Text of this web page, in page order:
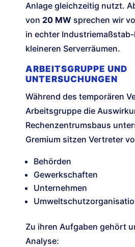
Anlage gleichzeitig nutzt.
von 20 MW sprechen wir
in echter
kleineren Serverräumen.
ARBEITSGRUPPE UND
UNTERSUCHUNGEN
Während des temporären
Arbeitsgruppe die
Rechenzentrumsbaus
Gremium sitzen Vertreter
Behörden
Gewerkschaften
Unternehmen
Zu ihren Aufgaben gehört
Analyse: